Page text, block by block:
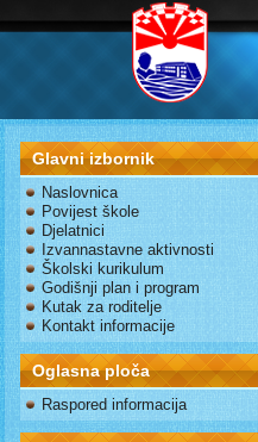
Glavni izbornik
Naslovnica
Povijest škole
Djelatnici
Izvannastavne aktivnosti
Školski kurikulum
Godišnji plan i program
Kutak za roditelje
Kontakt informacije
Oglasna ploča
Raspored informacija